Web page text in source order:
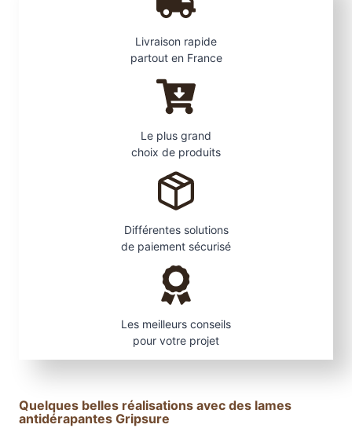
c
4
Livraison rapide
partout en France
Le plus grand
choix de produits
Différentes solutions
de paiement sécurisé
Les meilleurs conseils
pour votre projet
Quelques belles réalisations avec des lames
antidérapantes Gripsure